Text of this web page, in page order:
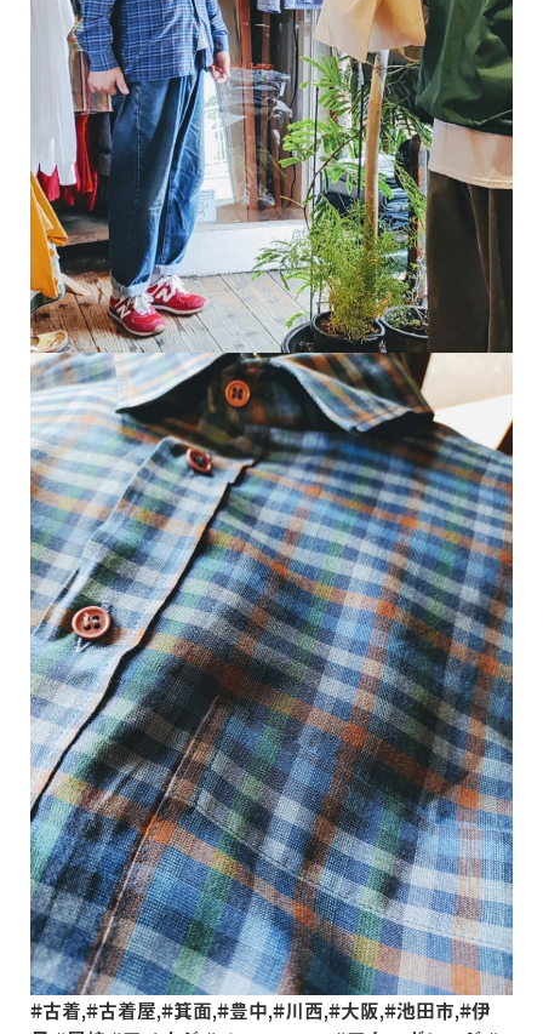
#古着,#古着屋,#箕面,#豊中,#川西,#大阪,#池田市,#伊